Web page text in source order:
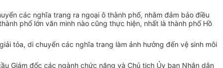
các nghĩa trang ra ngoại ô thành phố, nhằm đảm bảo điều
phố lớn văn minh nào cũng thực hiện, nhất là thành phố Hồ
tỏa, di chuyển các nghĩa trang làm ảnh hưởng đến vệ sinh môi
Giám đốc các ngành chức năng và Chủ tịch Ủy ban Nhân dân